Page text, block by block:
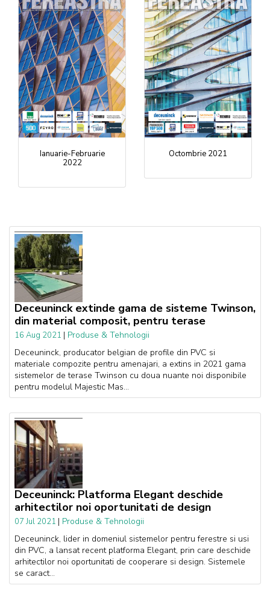
Ianuarie-Februarie
2022
Octombrie 2021
Deceuninck extinde gama de sisteme Twinson,
din material composit, pentru terase
16 Aug 2021 | Produse & Tehnologii
Deceuninck, producator belgian de profile din PVC si
materiale compozite pentru amenajari, a extins in 2021 gama
sistemelor de terase Twinson cu doua nuante noi disponibile
pentru modelul Majestic Mas...
Deceuninck: Platforma Elegant deschide
arhitectilor noi oportunitati de design
07 Jul 2021 | Produse & Tehnologii
Deceuninck, lider in domeniul sistemelor pentru ferestre si usi
din PVC, a lansat recent platforma Elegant, prin care deschide
arhitectilor noi oportunitati de cooperare si design. Sistemele
se caract...